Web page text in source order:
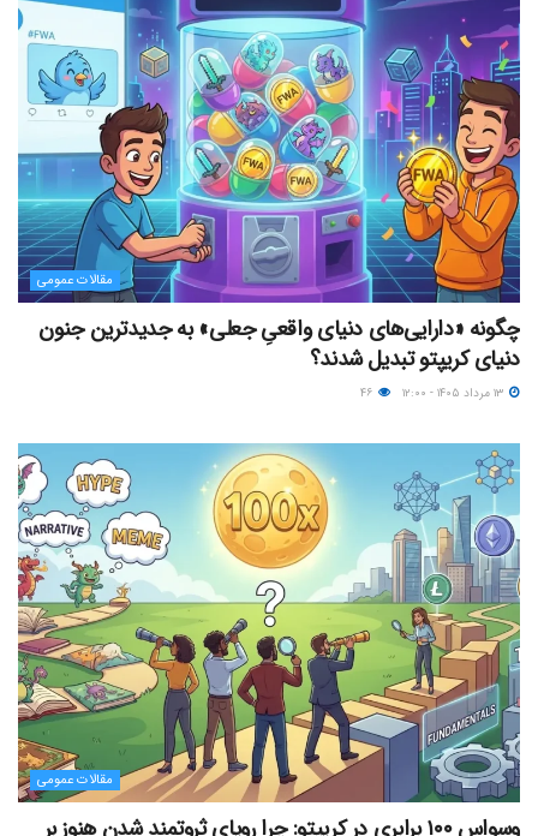
مقالات عمومی
چگونه «دارایی‌های دنیای واقعیِ جعلی» به جدیدترین جنون
دنیای کریپتو تبدیل شدند؟
مقالات عمومی
وسواس ۱۰۰ برابری در کریپتو: چرا رویای ثروتمند شدن هنوز بر